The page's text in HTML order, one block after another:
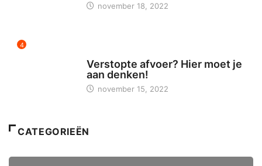
november 18, 2022
4
Verstopte afvoer? Hier moet je
aan denken!
november 15, 2022
CATEGORIEËN